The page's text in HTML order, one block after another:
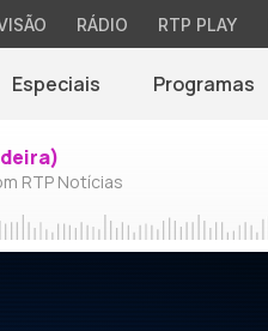
RÁDIO RTP PLAY
Especiais Programas
RTP Notícias